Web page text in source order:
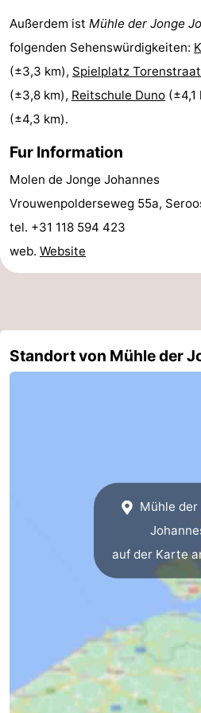
Route
-
Parken
Reisebuchshop
Zeeland
Duiveland
-
Brouwershaven
-
Oranjezon
Oostkapelle
Natur
-
Außerdem ist Mühle der Jonge
folgenden Sehenswürdigkeiten:
(±3,3 km), Spielplatz Torenstraat
(±3,8 km), Reitschule Duno (±4,1
(±4,3 km).
Fur Information
Molen de Jonge Johannes
Vrouwenpolderseweg 55a,
tel. +31 118 594 423
web. Website
Standort von Mühle der
Mühle der
auf der Karte